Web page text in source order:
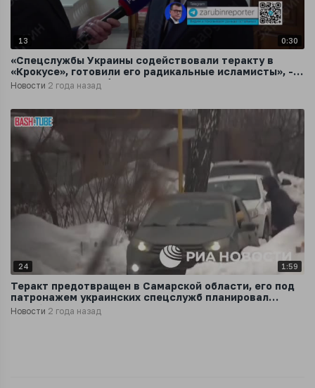
13 0:30
«Спецслужбы Украины содействовали теракту в
«Крокусе», готовили его радикальные исламисты», -
заявил директор ФСБ Бортников
Новости 2 года назад
24 1:59
Теракт предотвращен в Самарской области, его под
патронажем украинских спецслужб планировал
пособник запрещенного РДК
Новости 2 года назад